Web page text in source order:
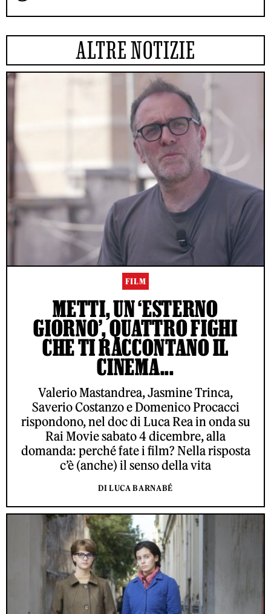
ALTRE NOTIZIE
FILM
METTI, UN ‘ESTERNO
GIORNO’, QUATTRO FIGHI
CHE TI RACCONTANO IL
CINEMA...
Valerio Mastandrea, Jasmine Trinca,
Saverio Costanzo e Domenico Procacci
rispondono, nel doc di Luca Rea in onda su
Rai Movie sabato 4 dicembre, alla
domanda: perché fate i film? Nella risposta
c’è (anche) il senso della vita
DI LUCA BARNABÉ